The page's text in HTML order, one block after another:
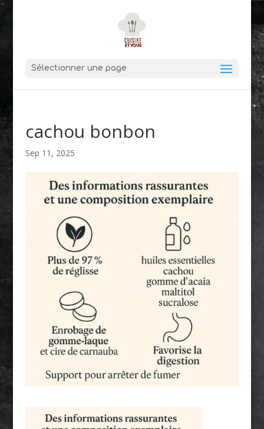
Sélectionner une page
cachou bonbon
Sep 11, 2025